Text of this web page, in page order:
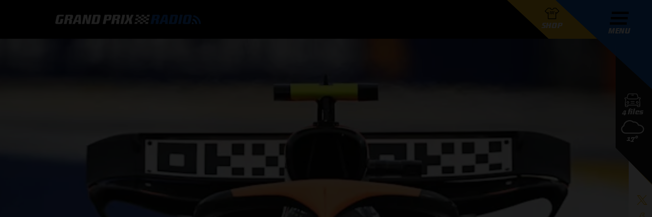
SHOP
MENU
4 files
17°
ONLINE RADIO LUISTEREN
GRAND PRIX UPDATES
F1 KWALIFICATIES
F1 RACES
F1 KALENDER
F1 COUREURS KAMPIOENSCHAP
GRAND PRIX RADIO TEAM
GRAND PRIX RADIO ACTIES